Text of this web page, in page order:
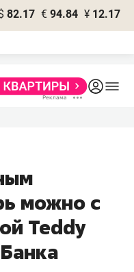
82.17 € 94.84 ¥ 12.17
можно с
Teddy